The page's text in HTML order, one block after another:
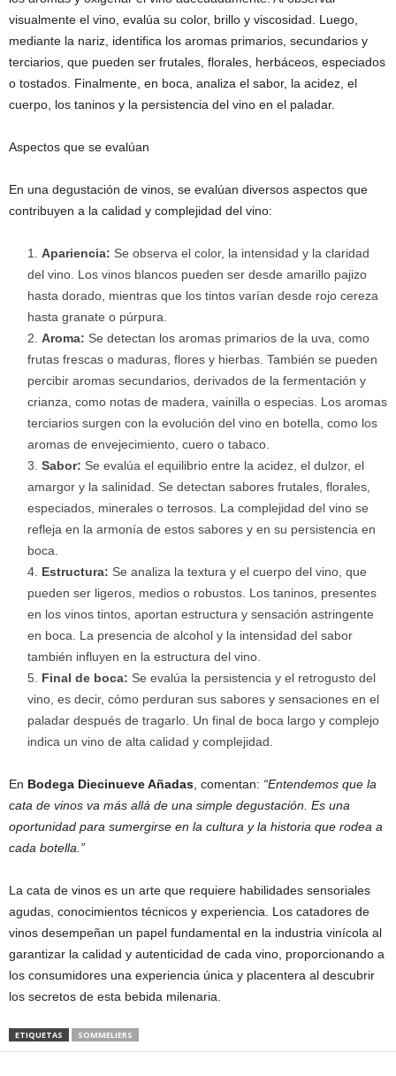
visualmente el vino, evalúa su color, brillo y viscosidad. Luego,
mediante la nariz, identifica los aromas primarios, secundarios y
terciarios, que pueden ser frutales, florales, herbáceos, especiados
o tostados. Finalmente, en boca, analiza el sabor, la acidez, el
cuerpo, los taninos y la persistencia del vino en el paladar.
Aspectos que se evalúan
En una degustación de vinos, se evalúan diversos aspectos que
contribuyen a la calidad y complejidad del vino:
Apariencia: Se observa el color, la intensidad y la claridad
del vino. Los vinos blancos pueden ser desde amarillo pajizo
hasta dorado, mientras que los tintos varían desde rojo cereza
hasta granate o púrpura.
Aroma: Se detectan los aromas primarios de la uva, como
frutas frescas o maduras, flores y hierbas. También se pueden
percibir aromas secundarios, derivados de la fermentación y
crianza, como notas de madera, vainilla o especias. Los aromas
terciarios surgen con la evolución del vino en botella, como los
aromas de envejecimiento, cuero o tabaco.
Sabor: Se evalúa el equilibrio entre la acidez, el dulzor, el
amargor y la salinidad. Se detectan sabores frutales, florales,
especiados, minerales o terrosos. La complejidad del vino se
refleja en la armonía de estos sabores y en su persistencia en
boca.
Estructura: Se analiza la textura y el cuerpo del vino, que
pueden ser ligeros, medios o robustos. Los taninos, presentes
en los vinos tintos, aportan estructura y sensación astringente
en boca. La presencia de alcohol y la intensidad del sabor
también influyen en la estructura del vino.
Final de boca: Se evalúa la persistencia y el retrogusto del
vino, es decir, cómo perduran sus sabores y sensaciones en el
paladar después de tragarlo. Un final de boca largo y complejo
indica un vino de alta calidad y complejidad.
En Bodega Diecinueve Añadas, comentan: “Entendemos que la
cata de vinos va más allá de una simple degustación. Es una
oportunidad para sumergirse en la cultura y la historia que rodea a
cada botella.”
La cata de vinos es un arte que requiere habilidades sensoriales
agudas, conocimientos técnicos y experiencia. Los catadores de
vinos desempeñan un papel fundamental en la industria vinícola al
garantizar la calidad y autenticidad de cada vino, proporcionando a
los consumidores una experiencia única y placentera al descubrir
los secretos de esta bebida milenaria.
ETIQUETAS SOMMELIERS